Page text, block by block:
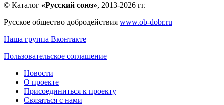
© Каталог «Русский союз», 2013-2026 гг.
Русское общество добродействия www.ob-dobr.ru
Наша группа Вконтакте
Пользовательское соглашение
Новости
О проекте
Присоединиться к проекту
Связаться с нами